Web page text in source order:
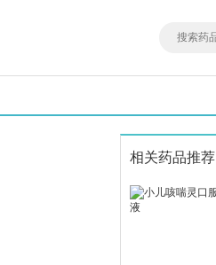
相关药品推荐